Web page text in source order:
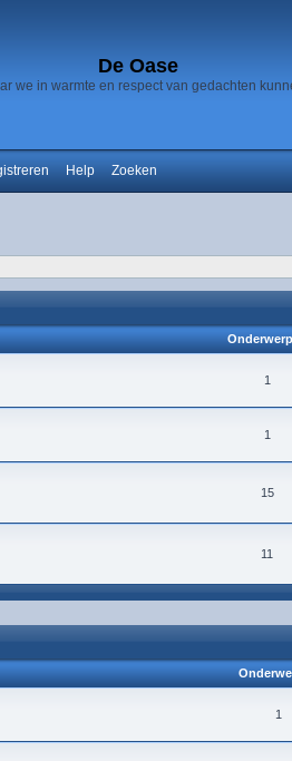
De Oase
we in warmte en respect van gedachten
Help Zoeken
1
1
15
11
1